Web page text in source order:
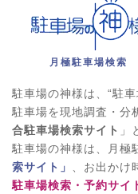
月極駐車場検索
駐車場の神様は、“駐
駐車場を現地調査・分
合駐車場検索サイト 」
駐車場の神様は、月極
索サイト」
、お出か
駐車場検索・予約サイ